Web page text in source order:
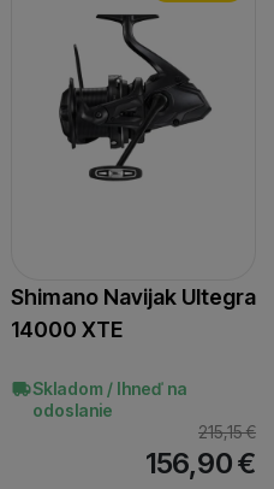
Shimano Navijak Ultegra
14000 XTE
Skladom / Ihneď na
odoslanie
215,15€
156,90€